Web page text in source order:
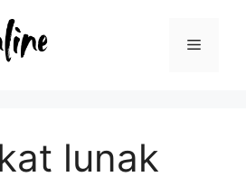
Menu
lunak